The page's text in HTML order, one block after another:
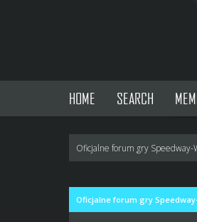
HOME SEARCH
Oficjalne forum gry Speedway-
Oficjalne forum gry